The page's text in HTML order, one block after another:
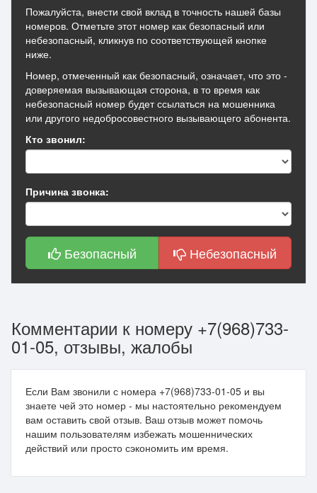
Пожалуйста, внести свой вклад в точность нашей базы
номеров. Отметьте этот номер как безопасный или
небезопасный, кликнув по соответствующей кнопке
ниже.
Номер, отмеченный как безопасный, означает, что это -
доверяемая вызывающая сторона, в то время как
небезопасный номер будет ссылаться на мошенника
или другого недобросовестного вызывающего абонента.
Кто звонил:
Причина звонка:
Безопасный Небезопасный
Комментарии к номеру +7(968)733-
01-05, отзывы, жалобы
Если Вам звонили с номера +7(968)733-01-05 и вы
знаете чей это номер - мы настоятельно рекомендуем
вам оставить свой отзыв. Ваш отзыв может помочь
нашим пользователям избежать мошеннических
действий или просто сэкономить им время.